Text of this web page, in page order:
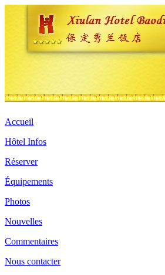
Accueil
Hôtel Infos
Réserver
Équipements
Photos
Nouvelles
Commentaires
Nous contacter